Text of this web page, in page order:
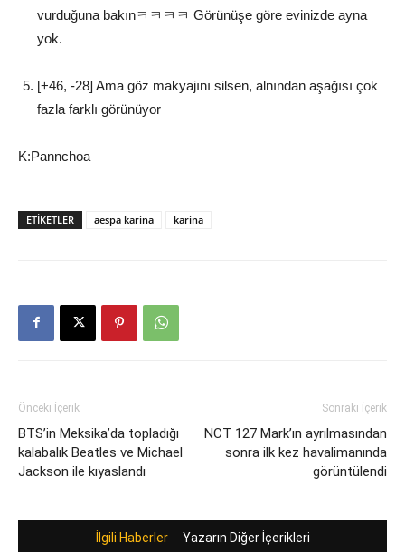
vurduğuna bakınㅋㅋㅋㅋ Görünüşe göre evinizde ayna
yok.
[+46, -28] Ama göz makyajını silsen, alnından aşağısı çok
fazla farklı görünüyor
K:Pannchoa
ETIKETLER aespa karina karina
Önceki İçerik
BTS’in Meksika’da topladığı
kalabalık Beatles ve Michael
Jackson ile kıyaslandı
Sonraki İçerik
NCT 127 Mark’ın ayrılmasından
sonra ilk kez havalimanında
görüntülendi
İlgili Haberler Yazarın Diğer İçerikleri